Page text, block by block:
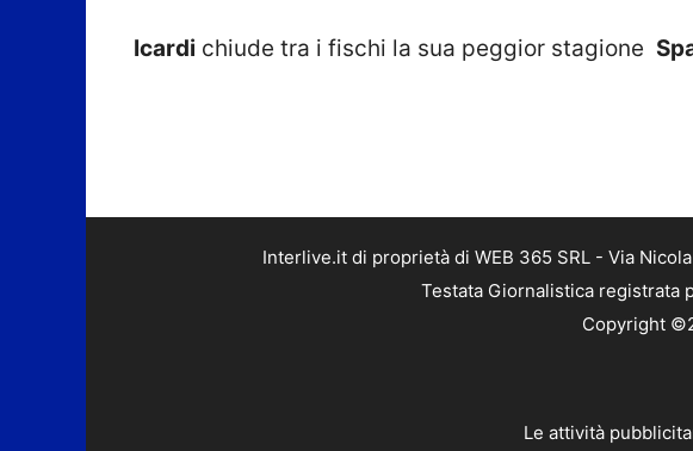
Icardi chiude tra i fischi la sua peggior stagione
Interlive.it di proprietà di WEB 365 SRL - Via
Testata Giornalistica registrata
Copyright
Le attività